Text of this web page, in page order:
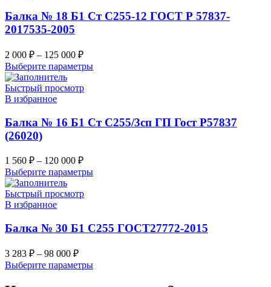
Балка № 18 Б1 Ст С255-12 ГОСТ Р 57837-
2017535-2005
2 000 ₽ – 125 000 ₽
Выберите параметры
Быстрый просмотр
В избранное
Балка № 16 Б1 Ст С255/3сп ГП Гост Р57837
(26020)
1 560 ₽ – 120 000 ₽
Выберите параметры
Быстрый просмотр
В избранное
Балка № 30 Б1 С255 ГОСТ27772-2015
3 283 ₽ – 98 000 ₽
Выберите параметры